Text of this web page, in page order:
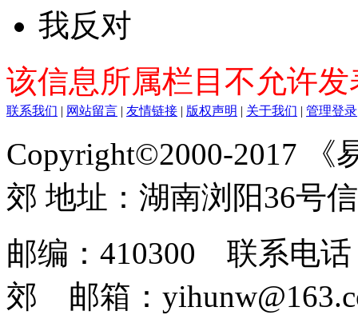
我反对
该信息所属栏目不允许
联系我们 | 网站留言 | 友情链接 | 版权声明 | 关于我们 | 管理登录
Copyright©2000-2017 《
郊 地址：湖南浏阳36号
邮编：410300 联系电
郊 邮箱：